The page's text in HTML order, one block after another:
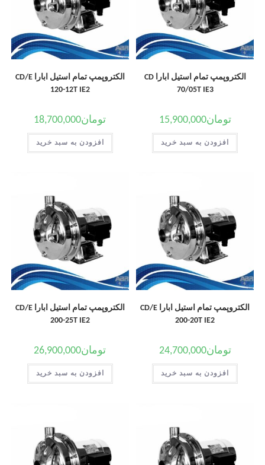
الکتروپمپ تمام استیل ابارا CD
70/05T IE3
تومان15,900,000
افزودن به سبد خرید
الکتروپمپ تمام استیل ابارا CD/E
120-12T IE2
تومان18,700,000
افزودن به سبد خرید
الکتروپمپ تمام استیل ابارا CD/E
200-20T IE2
تومان24,700,000
افزودن به سبد خرید
الکتروپمپ تمام استیل ابارا CD/E
200-25T IE2
تومان26,900,000
افزودن به سبد خرید